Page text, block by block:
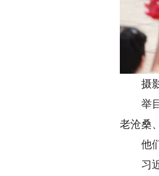
摄影
举目
老沧桑
他们
习近